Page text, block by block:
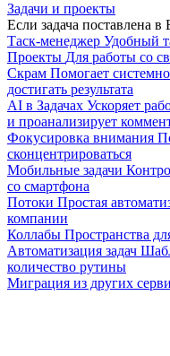
Задачи и проекты
Если задача поставлена
Таск-менеджер Удобный
Проекты Для работы со
Скрам Помогает
достигать результата
AI в Задачах Ускоряет
и проанализирует
Фокусировка внимания
сконцентрироваться
Мобильные задачи
со смартфона
Потоки Простая
компании
Коллабы Пространства
Автоматизация задач
количество рутины
Миграция из других